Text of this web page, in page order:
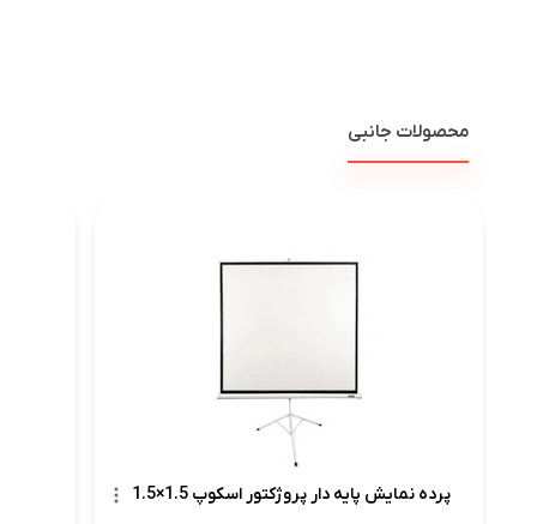
محصولات جانبی
پرده نمایش پایه دار پروژکتور اسکوپ 1.5×1.5